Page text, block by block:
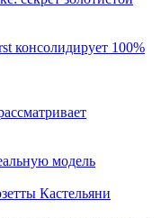
консолидирует 100%
модель
Кастельяни